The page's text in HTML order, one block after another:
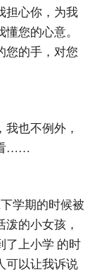
担心你，为我
您的心意。
您的手，对您
也不例外，
……
学期的时候被
的小女孩，
了上小学 的时
可以让我诉说